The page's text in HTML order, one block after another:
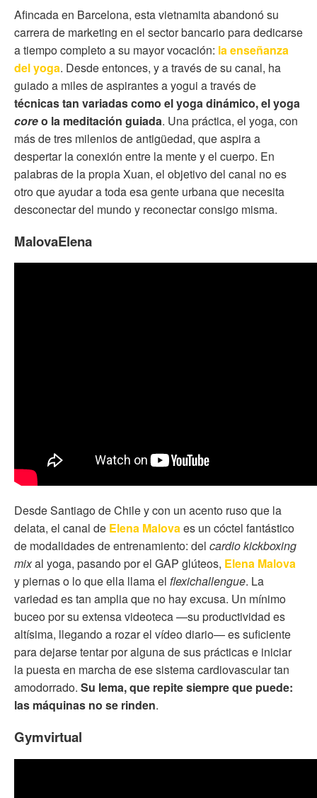
Afincada en Barcelona, esta vietnamita abandonó su
carrera de marketing en el sector bancario para dedicarse
a tiempo completo a su mayor vocación: la enseñanza
del yoga. Desde entonces, y a través de su canal, ha
guiado a miles de aspirantes a yogui a través de
técnicas tan variadas como el yoga dinámico, el yoga
coreo la meditación guiada. Una práctica, el yoga, con
más de tres milenios de antigüedad, que aspira a
despertar la conexión entre la mente y el cuerpo. En
palabras de la propia Xuan, el objetivo del canal no es
otro que ayudar a toda esa gente urbana que necesita
desconectar del mundo y reconectar consigo misma.
MalovaElena
Desde Santiago de Chile y con un acento ruso que la
delata, el canal de Elena Malovaes un cóctel fantástico
de modalidades de entrenamiento: del cardio kickboxing
mixal yoga, pasando por el GAP glúteos, Elena Malova
y piernas o lo que ella llama el flexichallengue. La
variedad es tan amplia que no hay excusa. Un mínimo
buceo por su extensa videoteca —su productividad es
altísima, llegando a rozar el vídeo diario— es suficiente
para dejarse tentar por alguna de sus prácticas e iniciar
la puesta en marcha de ese sistema cardiovascular tan
amodorrado. Su lema, que repite siempre que puede:
las máquinas no se rinden.
Gymvirtual